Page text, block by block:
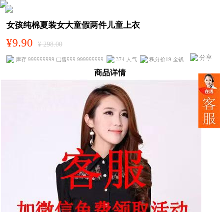
女孩纯棉夏装女大童假两件儿童上衣
分享
¥9.90 ¥ 298.00
库存:999999999 已售999:999999999 374 人气 积分价19 金钱
商品详情